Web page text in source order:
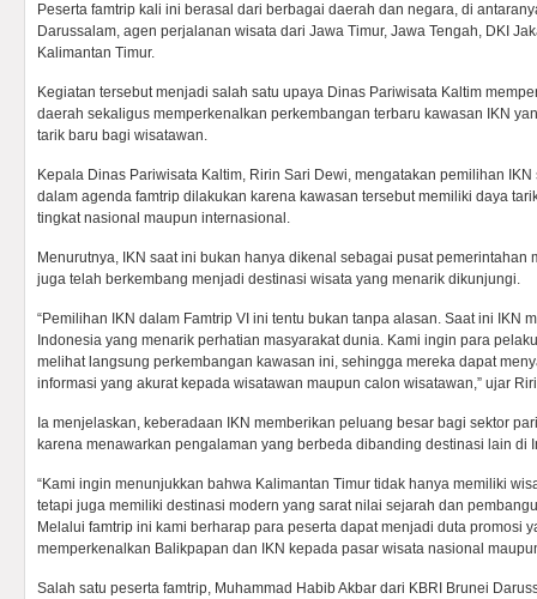
Peserta famtrip kali ini berasal dari berbagai daerah dan negara, di
Darussalam, agen perjalanan wisata dari Jawa Timur, Jawa Tengah, DKI
Kalimantan Timur.
Kegiatan tersebut menjadi salah satu upaya Dinas Pariwisata Kaltim
daerah sekaligus memperkenalkan perkembangan terbaru kawasan IKN
tarik baru bagi wisatawan.
Kepala Dinas Pariwisata Kaltim, Ririn Sari Dewi, mengatakan pemilihan
dalam agenda famtrip dilakukan karena kawasan tersebut memiliki daya
tingkat nasional maupun internasional.
Menurutnya, IKN saat ini bukan hanya dikenal sebagai pusat pemerintahan
juga telah berkembang menjadi destinasi wisata yang menarik dikunjungi.
“Pemilihan IKN dalam Famtrip VI ini tentu bukan tanpa alasan. Saat ini IKN
Indonesia yang menarik perhatian masyarakat dunia. Kami ingin para
melihat langsung perkembangan kawasan ini, sehingga mereka dapat
informasi yang akurat kepada wisatawan maupun calon wisatawan,” ujar
Ia menjelaskan, keberadaan IKN memberikan peluang besar bagi sektor
karena menawarkan pengalaman yang berbeda dibanding destinasi lain di
“Kami ingin menunjukkan bahwa Kalimantan Timur tidak hanya memiliki
tetapi juga memiliki destinasi modern yang sarat nilai sejarah dan
Melalui famtrip ini kami berharap para peserta dapat menjadi duta promosi
memperkenalkan Balikpapan dan IKN kepada pasar wisata nasional
Salah satu peserta famtrip, Muhammad Habib Akbar dari KBRI Brunei